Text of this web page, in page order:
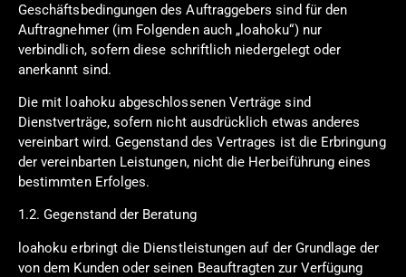
Geschäftsbedingungen des Auftraggebers sind für den
Auftragnehmer (im Folgenden auch „loahoku“) nur
verbindlich, sofern diese schriftlich niedergelegt oder
anerkannt sind.
Die mit loahoku abgeschlossenen Verträge sind
Dienstverträge, sofern nicht ausdrücklich etwas anderes
vereinbart wird. Gegenstand des Vertrages ist die Erbringung
der vereinbarten Leistungen, nicht die Herbeiführung eines
bestimmten Erfolges.
1.2. Gegenstand der Beratung
loahoku erbringt die Dienstleistungen auf der Grundlage der
von dem Kunden oder seinen Beauftragten zur Verfügung